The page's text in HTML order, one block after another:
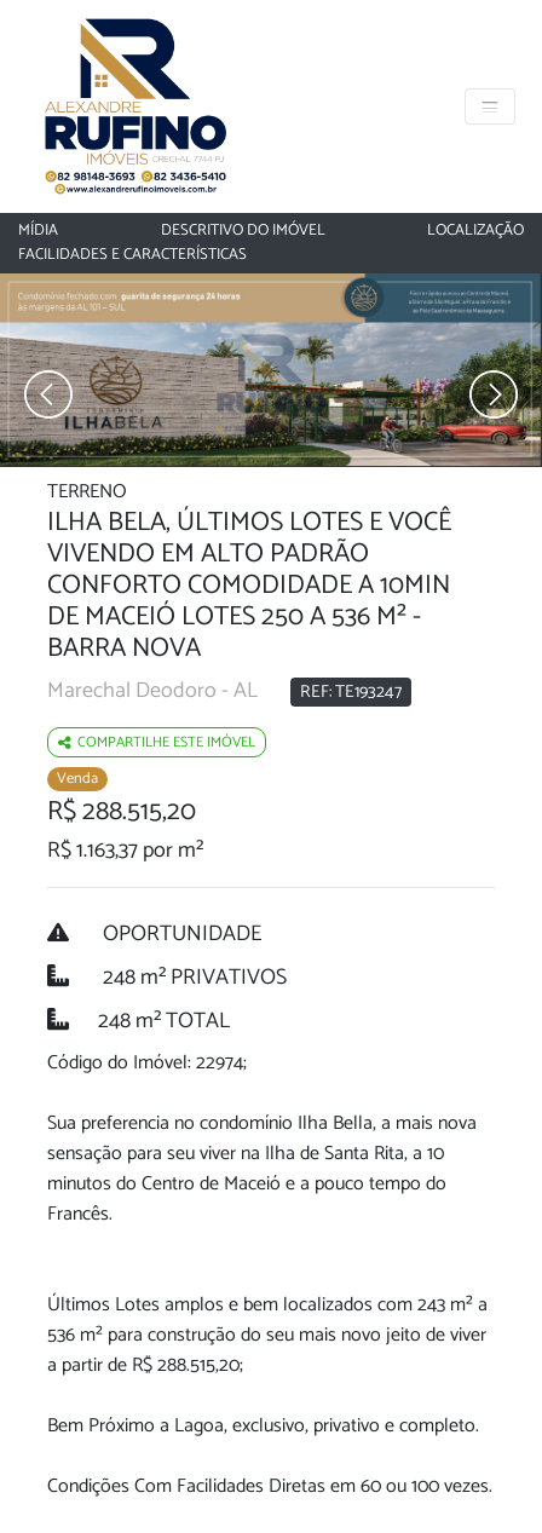
MÍDIA DESCRITIVO DO IMÓVEL
LOCALIZAÇÃO
FACILIDADES E CARACTERÍSTICAS
‹ ›
TERRENO
ILHA BELA, ÚLTIMOS LOTES E VOCÊ
VIVENDO EM ALTO PADRÃO
CONFORTO COMODIDADE A 10MIN
DE MACEIÓ LOTES 250 A 536 M² -
BARRA NOVA
Marechal Deodoro - AL REF: TE193247
COMPARTILHE ESTE IMÓVEL
Venda
R$ 288.515,20
R$ 1.163,37 por m²
OPORTUNIDADE
248 m² PRIVATIVOS
248 m² TOTAL
Código do Imóvel: 22974;
Sua preferencia no condomínio Ilha Bella, a mais nova
sensação para seu viver na Ilha de Santa Rita, a 10
minutos do Centro de Maceió e a pouco tempo do
Francês.
Últimos Lotes amplos e bem localizados com 243 m² a
536 m² para construção do seu mais novo jeito de viver
a partir de R$ 288.515,20;
Bem Próximo a Lagoa, exclusivo, privativo e completo.
Condições Com Facilidades Diretas em 60 ou 100 vezes.